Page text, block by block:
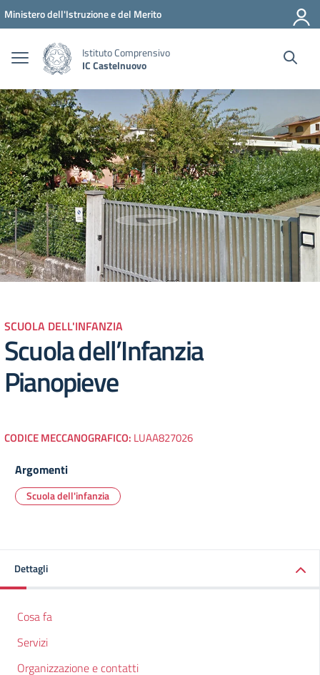
Vai ai contenuti
Vai al menu di navigazione
Vai al footer
Ministero dell'Istruzione e del Merito
Istituto Comprensivo
IC Castelnuovo
SCUOLA DELL'INFANZIA
Scuola dell’Infanzia
Pianopieve
CODICE MECCANOGRAFICO: LUAA827026
Argomenti
Scuola dell'infanzia
Dettagli
Cosa fa
Servizi
Organizzazione e contatti